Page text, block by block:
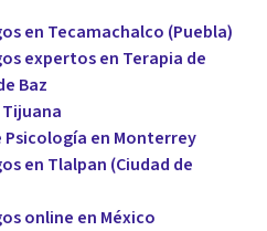
en Tecamachalco (Puebla)
expertos en Terapia de
Baz
Psicología en Monterrey
en Tlalpan (Ciudad de
online en México